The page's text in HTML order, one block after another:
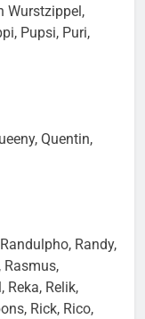
Wurstzippel,
Pupsi, Puri,
Quentin,
Randy,
Rasmus,
Reka, Relik,
Rick, Rico,